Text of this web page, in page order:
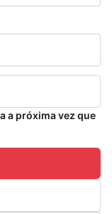
a próxima vez que